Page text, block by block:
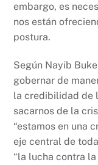
embargo, es
nos están
postura.
Según Nayib
gobernar de
la credibilidad de
sacarnos de la
“estamos en una
eje central de
“la lucha contra